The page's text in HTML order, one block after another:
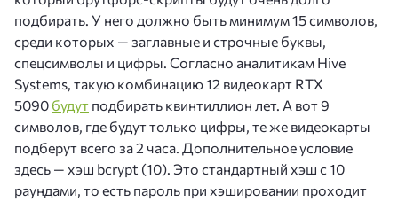
подбирать. У него должно быть минимум 15 символов,
среди которых — заглавные и строчные буквы,
спецсимволы и цифры. Согласно аналитикам Hive
Systems, такую комбинацию 12 видеокарт RTX
5090 будут подбирать квинтиллион лет. А вот 9
символов, где будут только цифры, те же видеокарты
подберут всего за 2 часа. Дополнительное условие
здесь — хэш bcrypt (10). Это стандартный хэш с 10
раундами, то есть пароль при хэшировании проходит